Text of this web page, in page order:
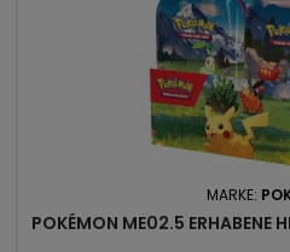
MARKE:
POKÉMON ME02.5 ERHABENE